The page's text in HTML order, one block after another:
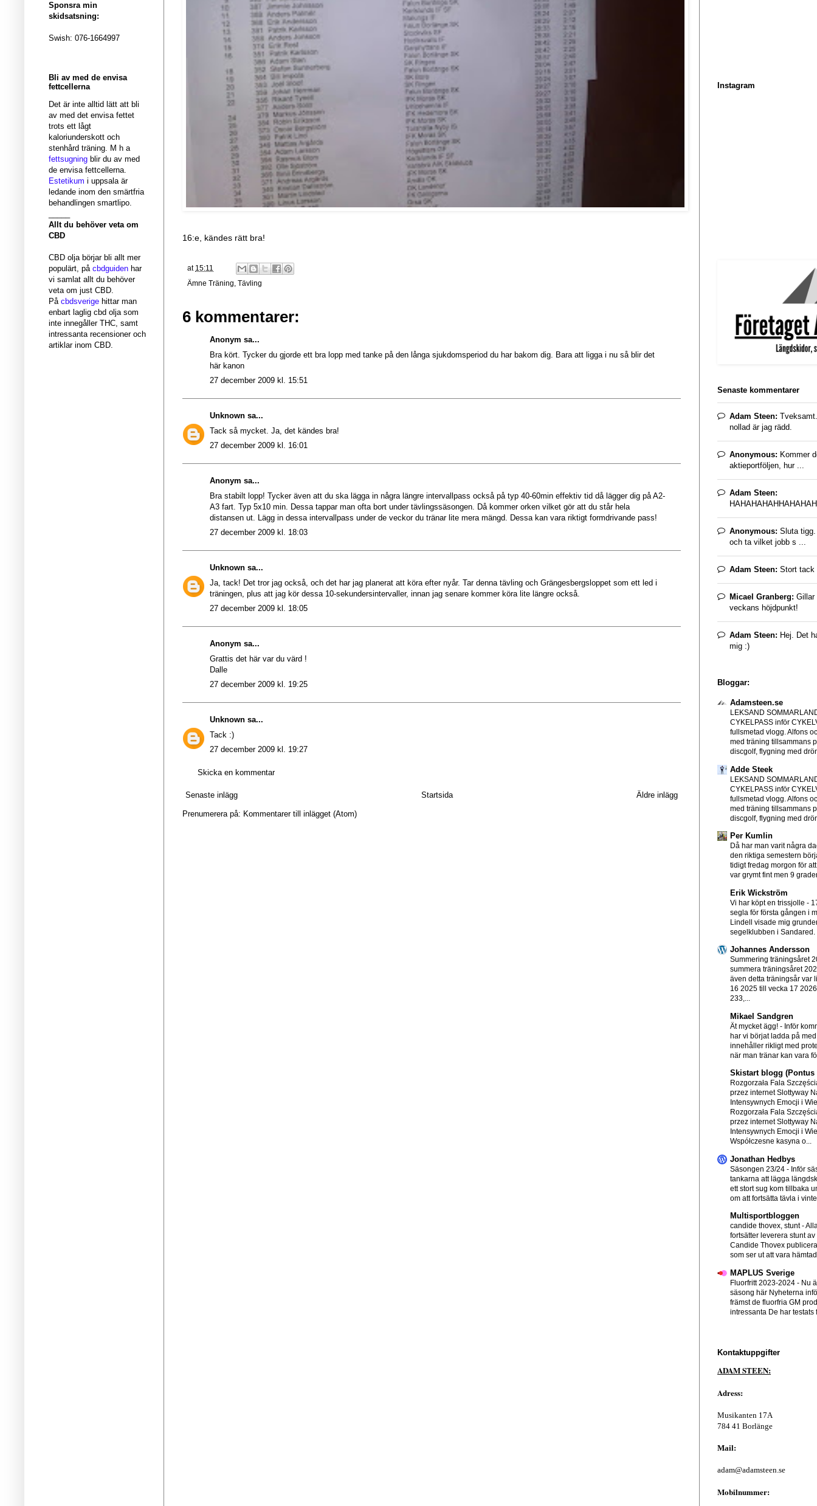
16:e, kändes rätt bra!
at 15:11
Ämne Träning Tävling
6 kommentarer:
Anonym sa...
Bra kört. Tycker du gjorde ett bra lopp med tanke på den långa sjukdomsperiod du har bakom dig. Bara att ligga i nu så blir det
här kanon
27 december 2009 kl. 15:51
Unknown sa...
Tack så mycket. Ja, det kändes bra!
27 december 2009 kl. 16:01
Anonym sa...
Bra stabilt lopp! Tycker även att du ska lägga in några längre intervallpass också på typ 40-60min effektiv tid då lägger dig på A2-
A3 fart. Typ 5x10 min. Dessa tappar man ofta bort under tävlingssäsongen. Då kommer orken vilket gör att du står hela
distansen ut. Lägg in dessa intervallpass under de veckor du tränar lite mera mängd. Dessa kan vara riktigt formdrivande pass!
27 december 2009 kl. 18:03
Unknown sa...
Ja, tack! Det tror jag också, och det har jag planerat att köra efter nyår. Tar denna tävling och Grängesbergsloppet som ett led i
träningen, plus att jag kör dessa 10-sekundersintervaller, innan jag senare kommer köra lite längre också.
27 december 2009 kl. 18:05
Anonym sa...
Grattis det här var du värd !
Dalle
27 december 2009 kl. 19:25
Unknown sa...
Tack :)
27 december 2009 kl. 19:27
Skicka en kommentar
Senaste inlägg Äldre inlägg
Startsida
Prenumerera på: Kommentarer till inlägget (Atom)
Sponsra min
skidsatsning:
Swish: 076-1664997
Bli av med de envisa
fettcellerna
Det är inte alltid lätt att bli
av med det envisa fettet
trots ett lågt
kaloriunderskott och
stenhård träning. M h a
fettsugning blir du av med
de envisa fettcellerna.
Estetikum i uppsala är
ledande inom den smärtfria
behandlingen smartlipo.
Allt du behöver veta om
CBD
CBD olja börjar bli allt mer
populärt, påcbdguiden har
vi samlat allt du behöver
veta om just CBD.
På cbdsverige hittar man
enbart laglig cbd olja som
inte innegåller THC, samt
intressanta recensioner och
artiklar inom CBD.
Instagram
Senaste kommentarer
Adam Steen:
nollad är jag rädd.
Anonymous: Kommer
aktieportföljen, hur ...
Adam Steen:
Anonymous: Sluta tigg.
och ta vilket jobb s ...
Adam Steen: Stort tack
Micael Granberg: Gillar
veckans höjdpunkt!
Adam Steen: Hej. Det
mig :)
Bloggar:
Adamsteen.se
LEKSAND
CYKELPASS inför
fullsmetad vlogg. Alfons
med träning tillsammans
discgolf, flygning med
Adde Steek
LEKSAND
CYKELPASS inför
fullsmetad vlogg. Alfons
med träning tillsammans
discgolf, flygning med
Per Kumlin
Då har man varit några
den riktiga semestern
tidigt fredag morgon för
var grymt fint men 9
Erik Wickström
Vi har köpt en trissjolle -
segla för första gången i
Lindell visade mig
segelklubben i Sandared.
Johannes Andersson
Summering träningsåret
summera träningsåret
även detta träningsår var
16 2025 till vecka 17
233,...
Mikael Sandgren
Ät mycket ägg! - Inför
har vi börjat ladda på
innehåller rikligt med
när man tränar kan vara
Skistart blogg (Pontus
Rozgorzała Fala
przez internet Slottyway
Intensywnych Emocji i
Rozgorzała Fala
przez internet Slottyway
Intensywnych Emocji i
Współczesne kasyna o...
Jonathan Hedbys
Säsongen 23/24 - Inför
tankarna att lägga
ett stort sug kom tillbaka
om att fortsätta tävla i
Multisportbloggen
candide thovex, stunt-
fortsätter leverera stunt
Candide Thovex
som ser ut att vara
MAPLUS Sverige
Fluorfritt 2023-2024 - Nu
säsong här Nyheterna
främst de fluorfria GM
intressanta De har testats
Kontaktuppgifter
ADAM STEEN:
Adress:
Musikanten 17A
784 41 Borlänge
Mail:
adam@adamsteen.se
Mobilnummer: